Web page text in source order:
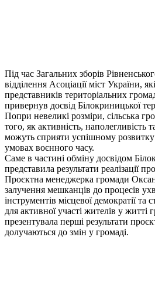
Під час Загальних зборів
відділення Асоціації міст України,
представників територіальних
привернув досвід Білокриницької
Попри невеликі розміри, сільська
того, як активність, наполегливість
можуть сприяти успішному розвитку
умовах воєнного часу.
Саме в частині обміну досвідом
представила результати реалізації
Проєктна менеджерка громади
залучення мешканців до процесів
інструментів місцевої демократії
для активної участі жителів у житті
презентувала перші результати
долучаються до змін у громаді.